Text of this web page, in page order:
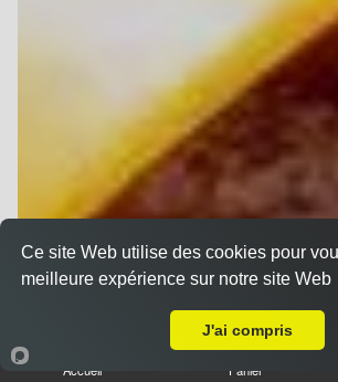
Accueil Panier
Ce site Web utilise des cookies pour
meilleure expérience sur notre site Web
J'ai compris